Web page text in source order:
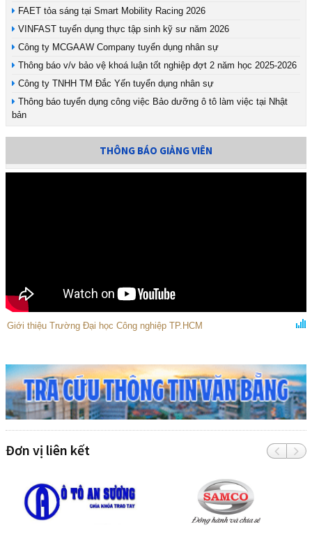
FAET tỏa sáng tại Smart Mobility Racing 2026
VINFAST tuyển dụng thực tập sinh kỹ sư năm 2026
Công ty MCGAAW Company tuyển dụng nhân sự
Thông báo v/v bảo vệ khoá luận tốt nghiệp đợt 2 năm học 2025-2026
Công ty TNHH TM Đắc Yến tuyển dụng nhân sự
Thông báo tuyển dụng công việc Bảo dưỡng ô tô làm việc tại Nhật
bản
THÔNG BÁO GIẢNG VIÊN
Giới thiệu Trường Đại học Công nghiệp TP.HCM
Đơn vị liên kết